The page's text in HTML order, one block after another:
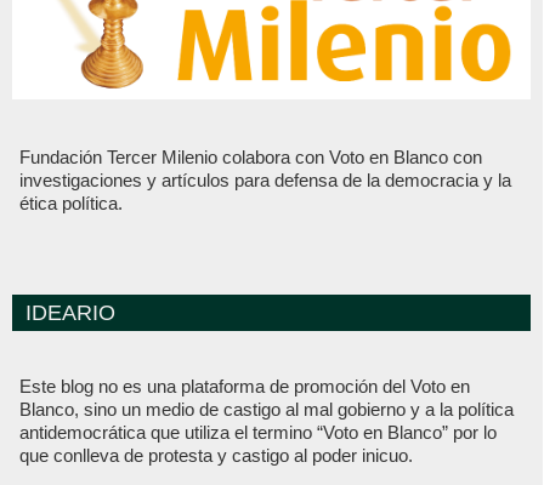
Fundación Tercer Milenio colabora con Voto en Blanco con
investigaciones y artículos para defensa de la democracia y la
ética política.
IDEARIO
Este blog no es una plataforma de promoción del Voto en
Blanco, sino un medio de castigo al mal gobierno y a la política
antidemocrática que utiliza el termino “Voto en Blanco” por lo
que conlleva de protesta y castigo al poder inicuo.